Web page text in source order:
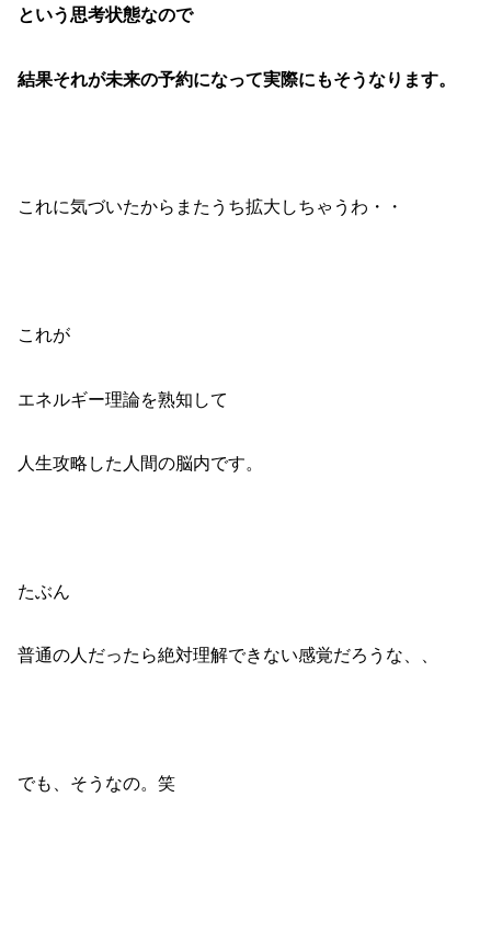
という思考状態なので
結果それが未来の予約になって実際にもそうなります。
これに気づいたからまたうち拡大しちゃうわ・・
これが
エネルギー理論を熟知して
人生攻略した人間の脳内です。
たぶん
普通の人だったら絶対理解できない感覚だろうな、、
でも、そうなの。笑